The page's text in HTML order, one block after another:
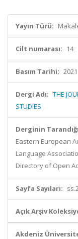
Yayın Türü:
Cilt numarası: 14
Basım Tarihi: 2021
Dergi Adı: THE
STUDIES
Derginin
Eastern European
Language
Directory of Open
Sayfa Sayıları:
Açık Arşiv
Akdeniz